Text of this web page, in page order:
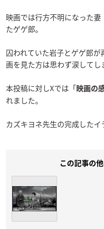
映画では行方不明になった
たゲゲ郎。
囚われていた岩子とゲゲ郎
画を見た方は思わず涙してし
本投稿に対しXでは「映画の
れました。
カズキヨネ先生の完成した
この記事の